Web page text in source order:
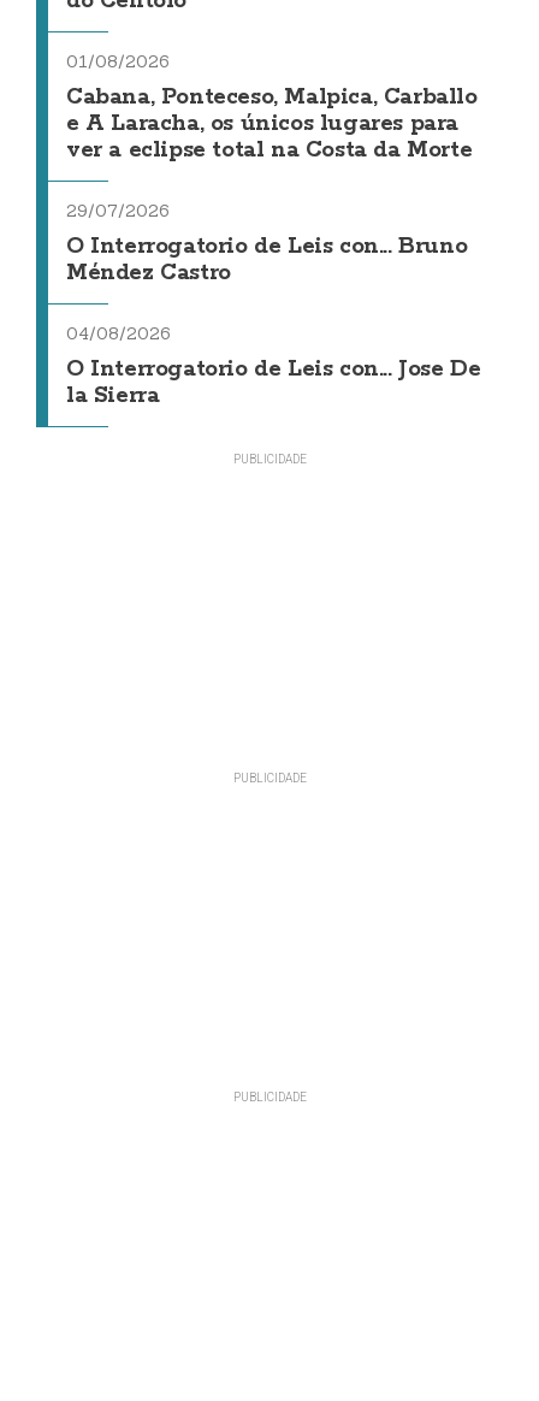
01/08/2026
Cabana, Ponteceso, Malpica, Carballo
e A Laracha, os únicos lugares para
ver a eclipse total na Costa da Morte
29/07/2026
O Interrogatorio de Leis con... Bruno
Méndez Castro
04/08/2026
O Interrogatorio de Leis con... Jose De
la Sierra